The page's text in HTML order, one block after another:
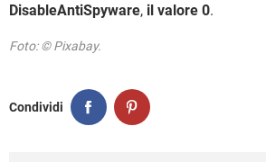
DisableAntiSpyware, il valore 0.
Foto: © Pixabay.
Condividi